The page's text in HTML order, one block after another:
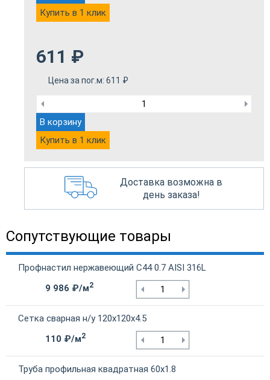
Купить в 1 клик
611 ₽
Цена за пог.м: 611 ₽
В корзину
Купить в 1 клик
Доставка возможна в
день заказа!
Сопутствующие товары
Профнастил нержавеющий С44 0.7 AISI 316L
9 986 ₽/м2
Сетка сварная н/у 120х120х4.5
110 ₽/м2
Труба профильная квадратная 60х1.8